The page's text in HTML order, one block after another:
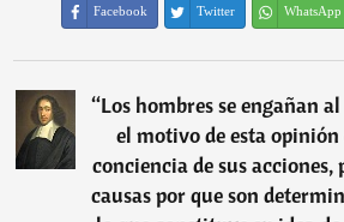
Facebook Twitter WhatsApp
“Los hombres se engañan
el motivo de esta opinión
conciencia de sus
causas por que son